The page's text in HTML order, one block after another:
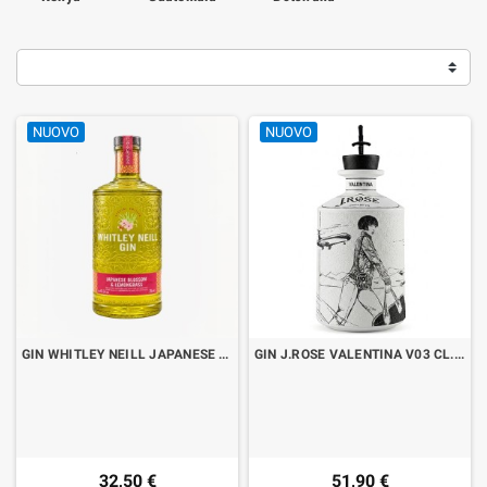
NUOVO
GIN WHITLEY NEILL JAPANESE BLOSSOM & LEMONGRASS CL.70
32,50 €
NUOVO
GIN J.ROSE VALENTINA V03 CL.70
51,90 €